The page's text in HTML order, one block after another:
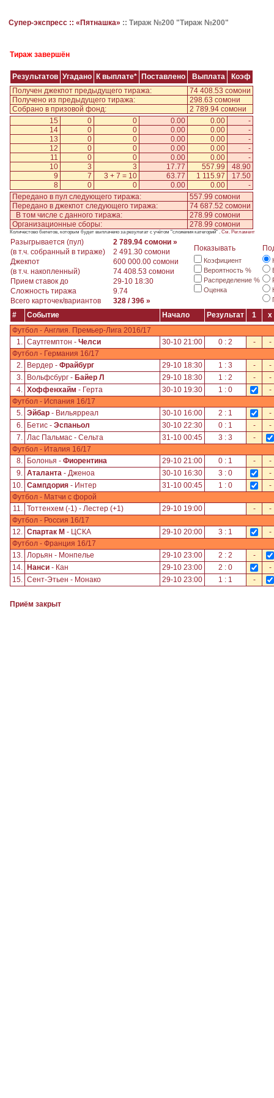
Супер-экспресс :: «Пятнашка» :: Тираж №200 "Тираж №200"
Тираж завершён
Результатов Угадано К выплате* Поставлено Выплата
Коэф
Получен джекпот предыдущего тиража:
74 408.53 сомони
Получено из предыдущего тиража:
298.63 сомони
Собрано в призовой фонд:
2 789.94 сомони
15
0 0 0.00 0.00
-
14
0 0 0.00 0.00
-
13
0 0 0.00 0.00
-
12
0 0 0.00 0.00
-
11
0 0 0.00 0.00
-
10
3 3 17.77 557.99
48.90
9
7 3 + 7 = 10 63.77 1 115.97
17.50
8
0 0 0.00 0.00
-
Передано в пул следующего тиража:
557.99 сомони
Передано в джекпот следующего тиража:
74 687.52 сомони
В том числе с данного тиража:
278.99 сомони
Организационные сборы:
278.99 сомони
Количестово билетов, которым будет выплачено за результат с учётом "сложения категорий" . См. Регламент
Разыгрывается (пул)
2 789.94 сомони »
(в т.ч. собранный в тираже)
2 491.30 сомони
Джекпот
600 000.00 сомони
(в т.ч. накопленный)
74 408.53 сомони
Прием ставок до
29-10 18:30
Сложность тиража
9.74
Всего карточек/вариантов
328 / 396 »
Показывать
Коэфициент
Вероятность %
Распределение %
Оценка
# Событие Начало Результат 1
x
Футбол - Англия. Премьер-Лига 2016/17
1. Саутгемптон - Челси 30-10 21:00 0 : 2 -
-
Футбол - Германия 16/17
2.
Вердер - Фрайбург 29-10 18:30 1 : 3 -
-
3.
Вольфсбург - Байер Л 29-10 18:30 1 : 2 -
-
4. Хоффенхайм - Герта 30-10 19:30 1 : 0
-
Футбол - Испания 16/17
5. Эйбар - Вильярреал 30-10 16:00 2 : 1
-
6.
Бетис - Эспаньол 30-10 22:30 0 : 1 -
-
7. Лас Пальмас - Сельта 31-10 00:45 3 : 3
-
Футбол - Италия 16/17
8.
Болонья - Фиорентина 29-10 21:00 0 : 1 -
-
9. Аталанта - Дженоа 30-10 16:30 3 : 0
-
10. Сампдория - Интер 31-10 00:45 1 : 0
-
Футбол - Матчи с форой
11. Тоттенхем (-1) - Лестер (+1) 29-10 19:00 -
-
Футбол - Россия 16/17
12. Спартак М - ЦСКА 29-10 20:00 3 : 1
-
Футбол - Франция 16/17
13. Лорьян - Монпелье 29-10 23:00 2 : 2
-
14.
Нанси - Кан 29-10 23:00 2 : 0
-
15. Сент-Этьен - Монако 29-10 23:00 1 : 1 -
Приём закрыт